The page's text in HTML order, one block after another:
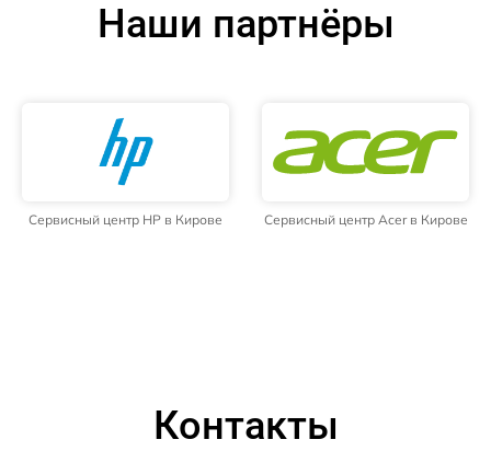
Наши партнёры
Сервисный центр HP в Кирове Сервисный центр Acer в Кирове
Контакты